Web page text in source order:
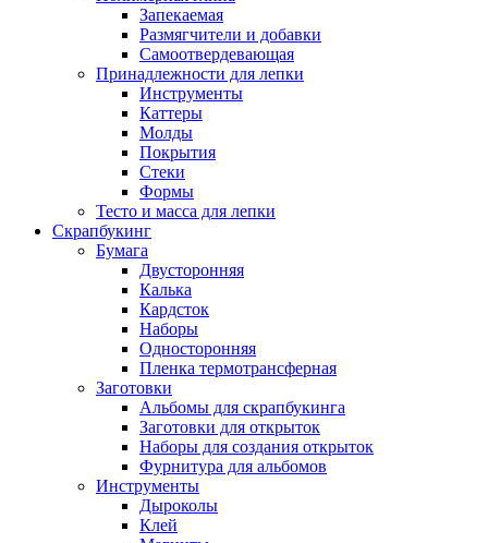
Запекаемая
Размягчители и добавки
Самоотвердевающая
Принадлежности для лепки
Инструменты
Каттеры
Молды
Покрытия
Стеки
Формы
Тесто и масса для лепки
Скрапбукинг
Бумага
Двусторонняя
Калька
Кардсток
Наборы
Односторонняя
Пленка термотрансферная
Заготовки
Альбомы для скрапбукинга
Заготовки для открыток
Наборы для создания открыток
Фурнитура для альбомов
Инструменты
Дыроколы
Клей